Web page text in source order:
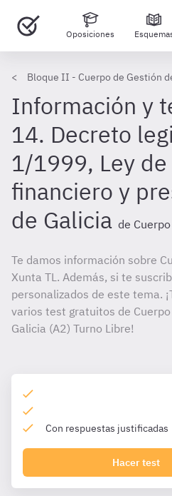
Oposiciones
Bloque II - Cuerpo de Gestión
Información y
14. Decreto
1/1999, Ley
financiero y
de Galicia de
Te damos información sobre
Xunta TL. Además, si te
personalizados de este tema.
varios test gratuitos de
Galicia (A2) Turno Libre!
Con respuestas justificadas
Hacer test